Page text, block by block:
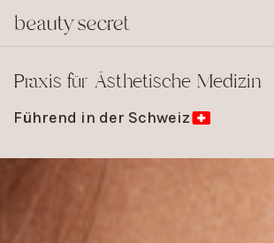
Praxis für Ästhetische Medizin
Führend in der Schweiz